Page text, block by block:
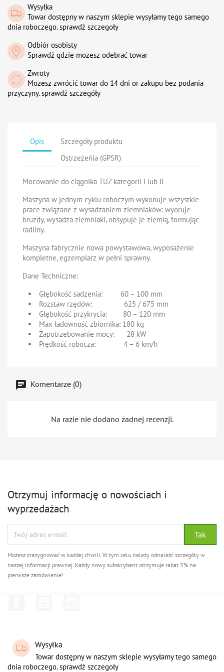
Wysyłka
Towar dostępny w naszym sklepie wysyłamy tego samego
dnia roboczego. sprawdź szczegoły
Odbiór osobisty
Sprawdź gdzie możesz odebrać towar
Zwroty
Możesz zwrócić towar do 14 dni or zakupu bez podania
przyczyny. sprawdź szczegóły
Opis
Szczegóły produktu
Ostrzeżeńia (GPSR)
Mocowanie do ciągnika TUZ kategorii I lub II
Maszyna w jednym cyklu roboczym wykonuje wszystkie
prace związane z wysadzaniem ziemniaków: wyoruje
bruzdy, wysadza ziemniaki, obsypuje je ziemią, formując
radliny.
Maszyna fabrycznie nowa powystawowa, wyposażenie
kompletne, egzemplarz w pełni sprawny.
Dane Techniczne:
Głębokość sadzenia: 60 – 100 mm
Rozstaw rzędów: 625 / 675 mm
Głębokość przykrycia: 80 – 120 mm
Max ładowność zbiornika: 180 kg
Zapotrzebowanie mocy: 28 kW
Prędkość robocza: 4 – 6 km/h
Komentarze (0)
Na razie nie dodano żadnej recenzji.
Otrzymuj informację o nowościach i
wyprzedażach
Możesz zrezygnować w każdej chwili. W tym celu należy odnaleźć szczegóły w
naszej informacji prawnej. Każdy nowy subskrybent otrzymuje rabat 5% na
pierwsze zamówienie!
Wysyłka
Towar dostępny w naszym sklepie wysyłamy tego samego
dnia roboczego. sprawdź szczegoły